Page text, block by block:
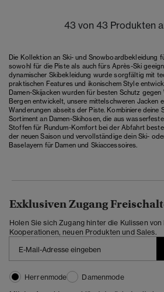
43 von 43 Produkten
Die Kollektion an Ski- und Snowboardbekleidung
sowohl für die Piste als auch fürs Après-Ski
dynamischer Skibekleidung wurde sorgfältig mit
praktischen Features und ikonischem Style
Damen-Skijacken wurden für besten Schutz gegen
Bergen entwickelt, unsere mittelschweren Jacken
Wanderungen abseits der Piste. Kombiniere deine
Sortiment an Damen-Skihosen, die aus
Stoffen für Rundum-Komfort bei der Abfahrt
der neuen Saison und vervollständige dein Ski-
Baselayern für Damenund Skiaccessoires.
Exklusiven Zugang
Holen Sie sich Zugang hinter die Kulissen von
Kooperationen, neuen Produkten und Sales.
Herrenmode
Damenmode